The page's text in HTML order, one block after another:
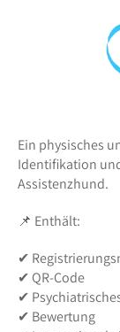
Ein physisches
Identifikation
Assistenzhund.
📌 Enthält:
✔
✔ QR-Code
✔
✔ Bewertung